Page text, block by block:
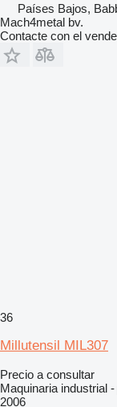
Países Bajos,
Mach4metal bv.
Contacte con el
36
Millutensil MIL307
Precio a consultar
Maquinaria industrial
2006